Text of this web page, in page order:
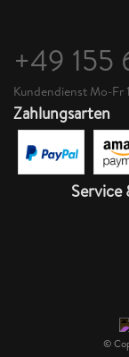
+49
Kundendienst Mo-Fr
Zahlungsarten
Service
©